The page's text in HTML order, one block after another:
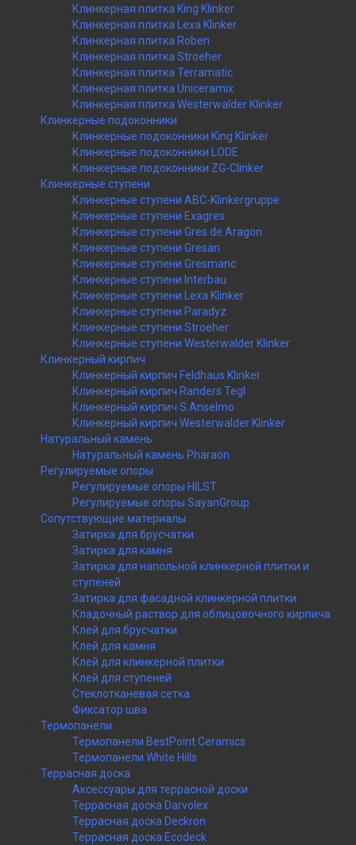
Клинкерная плитка King Klinker
Клинкерная плитка Lexa Klinker
Клинкерная плитка Roben
Клинкерная плитка Stroeher
Клинкерная плитка Terramatic
Клинкерная плитка Uniceramix
Клинкерная плитка Westerwalder Klinker
Клинкерные подоконники
Клинкерные подоконники King Klinker
Клинкерные подоконники LODE
Клинкерные подоконники ZG-Clinker
Клинкерные ступени
Клинкерные ступени ABC-Klinkergruppe
Клинкерные ступени Exagres
Клинкерные ступени Gres de Aragon
Клинкерные ступени Gresan
Клинкерные ступени Gresmanc
Клинкерные ступени Interbau
Клинкерные ступени Lexa Klinker
Клинкерные ступени Paradyz
Клинкерные ступени Stroeher
Клинкерные ступени Westerwalder Klinker
Клинкерный кирпич
Клинкерный кирпич Feldhaus Klinker
Клинкерный кирпич Randers Tegl
Клинкерный кирпич S.Anselmo
Клинкерный кирпич Westerwalder Klinker
Натуральный камень
Натуральный камень Pharaon
Регулируемые опоры
Регулируемые опоры HILST
Регулируемые опоры SayanGroup
Сопутствующие материалы
Затирка для брусчатки
Затирка для камня
Затирка для напольной клинкерной плитки и
ступеней
Затирка для фасадной клинкерной плитки
Кладочный раствор для облицовочного кирпича
Клей для брусчатки
Клей для камня
Клей для клинкерной плитки
Клей для ступеней
Стеклотканевая сетка
Фиксатор шва
Термопанели
Термопанели BestPoint Ceramics
Термопанели White Hills
Террасная доска
Аксессуары для террасной доски
Террасная доска Darvolex
Террасная доска Deckron
Террасная доска Ecodeck